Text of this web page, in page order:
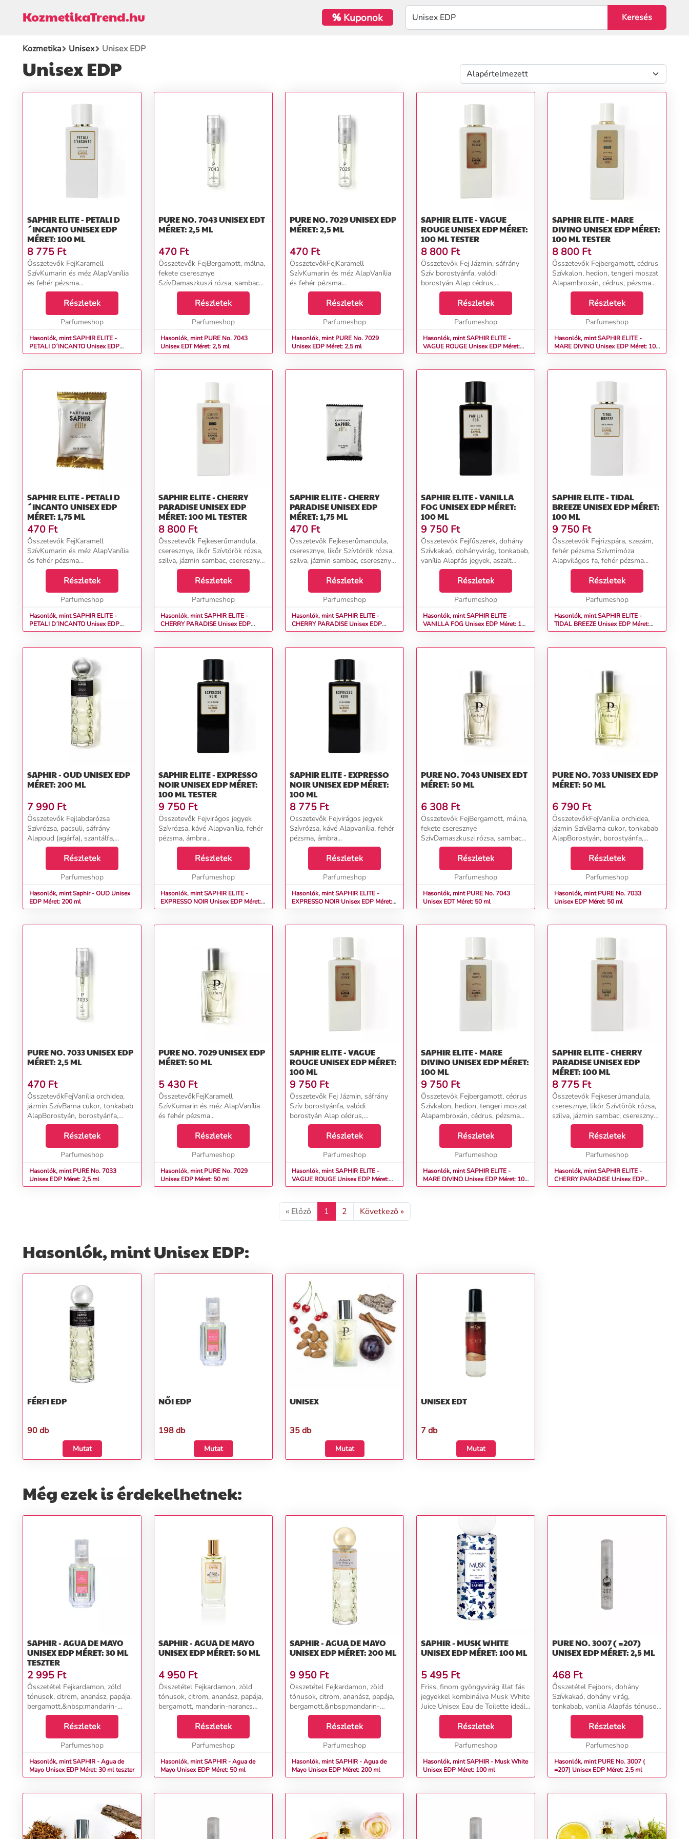
KozmetikaTrend.hu %Kuponok
Kozmetika Unisex Unisex EDP
Unisex EDP
SAPHIR ELITE - PETALI D
´INCANTO UNISEX EDP
MÉRET: 100 ML
8 775 Ft
Összetevők FejKaramell
SzívKumarin és méz AlapVanília
és fehér pézsma...
Részletek
Parfumeshop
Hasonlók, mint SAPHIR ELITE -
PETALI D´INCANTO Unisex EDP
Méret: 100 ml
PURE NO. 7043 UNISEX EDT
MÉRET: 2,5 ML
470 Ft
Összetevők FejBergamott, málna,
fekete cseresznye
SzívDamaszkuszi rózsa, sambac
jázmin, heliotrop, praliné AlapPalo
santo, guajakfa, paculi, perui
balzsam, tonkabab, ambrettolid,
haiti vetiver...
Részletek
Parfumeshop
Hasonlók, mint PURE No. 7043
Unisex EDT Méret: 2,5 ml
PURE NO. 7029 UNISEX EDP
MÉRET: 2,5 ML
470 Ft
ÖsszetevőkFejKaramell
SzívKumarin és méz AlapVanília
és fehér pézsma...
Részletek
Parfumeshop
Hasonlók, mint PURE No. 7029
Unisex EDP Méret: 2,5 ml
SAPHIR ELITE - VAGUE
ROUGE UNISEX EDP MÉRET:
100 ML TESTER
8 800 Ft
Összetevők Fej Jázmin, sáfrány
Szív borostyánfa, valódi
borostyán Alap cédrus,
fenyőgyanta...
Részletek
Parfumeshop
Hasonlók, mint SAPHIR ELITE -
VAGUE ROUGE Unisex EDP Méret:
100 ml tester
SAPHIR ELITE - MARE
DIVINO UNISEX EDP MÉRET:
100 ML TESTER
8 800 Ft
Összetevők Fejbergamott, cédrus
Szívkalon, hedion, tengeri moszat
Alapambroxán, cédrus, pézsma...
Részletek
Parfumeshop
Hasonlók, mint SAPHIR ELITE -
MARE DIVINO Unisex EDP Méret: 100
ml tester
SAPHIR ELITE - PETALI D
´INCANTO UNISEX EDP
MÉRET: 1,75 ML
470 Ft
Összetevők FejKaramell
SzívKumarin és méz AlapVanília
és fehér pézsma...
Részletek
Parfumeshop
Hasonlók, mint SAPHIR ELITE -
PETALI D´INCANTO Unisex EDP
Méret: 1,75 ml
SAPHIR ELITE - CHERRY
PARADISE UNISEX EDP
MÉRET: 100 ML TESTER
8 800 Ft
Összetevők Fejkeserűmandula,
cseresznye, likőr Szívtörök rózsa,
szilva, jázmin sambac, cseresznye
Alapfahéj, pacsuli, cédrus, vetiver,
szegfűszeg, szantálfa, tonkabab,
vanília, benzoin, perui balzsam....
Részletek
Parfumeshop
Hasonlók, mint SAPHIR ELITE -
CHERRY PARADISE Unisex EDP
Méret: 100 ml tester
SAPHIR ELITE - CHERRY
PARADISE UNISEX EDP
MÉRET: 1,75 ML
470 Ft
Összetevők Fejkeserűmandula,
cseresznye, likőr Szívtörök rózsa,
szilva, jázmin sambac, cseresznye
Alapfahéj, pacsuli, cédrus, vetiver,
szegfűszeg, szantálfa, tonkabab,
vanília, benzoin, perui balzsam....
Részletek
Parfumeshop
Hasonlók, mint SAPHIR ELITE -
CHERRY PARADISE Unisex EDP
Méret: 1,75 ml
SAPHIR ELITE - VANILLA
FOG UNISEX EDP MÉRET:
100 ML
9 750 Ft
Összetevők Fejfűszerek, dohány
Szívkakaó, dohányvirág, tonkabab,
vanília Alapfás jegyek, aszalt
gyümölcsök...
Részletek
Parfumeshop
Hasonlók, mint SAPHIR ELITE -
VANILLA FOG Unisex EDP Méret: 100
ml
SAPHIR ELITE - TIDAL
BREEZE UNISEX EDP MÉRET:
100 ML
9 750 Ft
Összetevők Fejrizspára, szezám,
fehér pézsma Szívmimóza
Alapvilágos fa, fehér pézsma...
Részletek
Parfumeshop
Hasonlók, mint SAPHIR ELITE -
TIDAL BREEZE Unisex EDP Méret:
100 ml
SAPHIR - OUD UNISEX EDP
MÉRET: 200 ML
7 990 Ft
Összetevők Fejlabdarózsa
Szívrózsa, pacsuli, sáfrány
Alapoud (agárfa), szantálfa,
cédrusfa...
Részletek
Parfumeshop
Hasonlók, mint Saphir - OUD Unisex
EDP Méret: 200 ml
SAPHIR ELITE - EXPRESSO
NOIR UNISEX EDP MÉRET:
100 ML TESTER
9 750 Ft
Összetevők Fejvirágos jegyek
Szívrózsa, kávé Alapvanília, fehér
pézsma, ámbra...
Részletek
Parfumeshop
Hasonlók, mint SAPHIR ELITE -
EXPRESSO NOIR Unisex EDP Méret:
100 ml tester
SAPHIR ELITE - EXPRESSO
NOIR UNISEX EDP MÉRET:
100 ML
8 775 Ft
Összetevők Fejvirágos jegyek
Szívrózsa, kávé Alapvanília, fehér
pézsma, ámbra...
Részletek
Parfumeshop
Hasonlók, mint SAPHIR ELITE -
EXPRESSO NOIR Unisex EDP Méret:
100 ml
PURE NO. 7043 UNISEX EDT
MÉRET: 50 ML
6 308 Ft
Összetevők FejBergamott, málna,
fekete cseresznye
SzívDamaszkuszi rózsa, sambac
jázmin, heliotrop, praliné AlapPalo
santo, guajakfa, paculi, perui
balzsam, tonkabab, ambrettolid,
haiti vetiver...
Részletek
Parfumeshop
Hasonlók, mint PURE No. 7043
Unisex EDT Méret: 50 ml
PURE NO. 7033 UNISEX EDP
MÉRET: 50 ML
6 790 Ft
ÖsszetevőkFejVanília orchidea,
jázmin SzívBarna cukor, tonkabab
AlapBorostyán, borostyánfa,
pézsma, pacsuli...
Részletek
Parfumeshop
Hasonlók, mint PURE No. 7033
Unisex EDP Méret: 50 ml
PURE NO. 7033 UNISEX EDP
MÉRET: 2,5 ML
470 Ft
ÖsszetevőkFejVanília orchidea,
jázmin SzívBarna cukor, tonkabab
AlapBorostyán, borostyánfa,
pézsma, pacsuli...
Részletek
Parfumeshop
Hasonlók, mint PURE No. 7033
Unisex EDP Méret: 2,5 ml
PURE NO. 7029 UNISEX EDP
MÉRET: 50 ML
5 430 Ft
ÖsszetevőkFejKaramell
SzívKumarin és méz AlapVanília
és fehér pézsma...
Részletek
Parfumeshop
Hasonlók, mint PURE No. 7029
Unisex EDP Méret: 50 ml
SAPHIR ELITE - VAGUE
ROUGE UNISEX EDP MÉRET:
100 ML
9 750 Ft
Összetevők Fej Jázmin, sáfrány
Szív borostyánfa, valódi
borostyán Alap cédrus,
fenyőgyanta...
Részletek
Parfumeshop
Hasonlók, mint SAPHIR ELITE -
VAGUE ROUGE Unisex EDP Méret:
100 ml
SAPHIR ELITE - MARE
DIVINO UNISEX EDP MÉRET:
100 ML
9 750 Ft
Összetevők Fejbergamott, cédrus
Szívkalon, hedion, tengeri moszat
Alapambroxán, cédrus, pézsma...
Részletek
Parfumeshop
Hasonlók, mint SAPHIR ELITE -
MARE DIVINO Unisex EDP Méret: 100
ml
SAPHIR ELITE - CHERRY
PARADISE UNISEX EDP
MÉRET: 100 ML
8 775 Ft
Összetevők Fejkeserűmandula,
cseresznye, likőr Szívtörök rózsa,
szilva, jázmin sambac, cseresznye
Alapfahéj, pacsuli, cédrus, vetiver,
szegfűszeg, szantálfa, tonkabab,
vanília, benzoin, perui balzsam....
Részletek
Parfumeshop
Hasonlók, mint SAPHIR ELITE -
CHERRY PARADISE Unisex EDP
Méret: 100 ml
« Előző 1 2 Következő »
Hasonlók, mint Unisex EDP:
FÉRFI EDP
90 db
Mutat
NŐI EDP
198 db
Mutat
UNISEX
35 db
Mutat
UNISEX EDT
7 db
Mutat
Még ezek is érdekelhetnek:
SAPHIR - AGUA DE MAYO
UNISEX EDP MÉRET: 30 ML
TESZTER
2 995 Ft
Összetétel Fejkardamon, zöld
tónusok, citrom, ananász, papája,
bergamott,&nbsp;mandarin-
narancs aroma Szívszerecsendió,
ibolya, gyöngyvirág, jázmin, rózsa,
íriszgyökér, frézia Alapcédrus,
ambra, szant...
Részletek
Parfumeshop
Hasonlók, mint SAPHIR - Agua de
Mayo Unisex EDP Méret: 30 ml teszter
SAPHIR - AGUA DE MAYO
UNISEX EDP MÉRET: 50 ML
4 950 Ft
Összetétel Fejkardamon, zöld
tónusok, citrom, ananász, papája,
bergamott, mandarin-narancs
aroma Szívszerecsendió, ibolya,
gyöngyvirág, jázmin, rózsa,
íriszgyökér, frézia Alapcédrus,
ambra, szantálfa,...
Részletek
Parfumeshop
Hasonlók, mint SAPHIR - Agua de
Mayo Unisex EDP Méret: 50 ml
SAPHIR - AGUA DE MAYO
UNISEX EDP MÉRET: 200 ML
9 950 Ft
Összetétel Fejkardamon, zöld
tónusok, citrom, ananász, papája,
bergamott,&nbsp;mandarin-
narancs aroma Szívszerecsendió,
ibolya, gyöngyvirág, jázmin, rózsa,
íriszgyökér, frézia Alapcédrus,
ambra, szant...
Részletek
Parfumeshop
Hasonlók, mint SAPHIR - Agua de
Mayo Unisex EDP Méret: 200 ml
SAPHIR - MUSK WHITE
UNISEX EDP MÉRET: 100 ML
5 495 Ft
Friss, finom gyöngyvirág illat fás
jegyekkel kombinálva Musk White
Juice Unisex Eau de Toilette ideális
minden korosztály számára,
beleértve a gyermekeket ésa
trópusi gyümölcsös illatok
szerelmesei. A...
Részletek
Parfumeshop
Hasonlók, mint SAPHIR - Musk White
Unisex EDP Méret: 100 ml
PURE NO. 3007 ( =207)
UNISEX EDP MÉRET: 2,5 ML
468 Ft
Összetétel Fejbors, dohány
Szívkakaó, dohány virág,
tonkabab, vanília Alapfás tónusok,
szárított gyümölcs...
Részletek
Parfumeshop
Hasonlók, mint PURE No. 3007 (
=207) Unisex EDP Méret: 2,5 ml